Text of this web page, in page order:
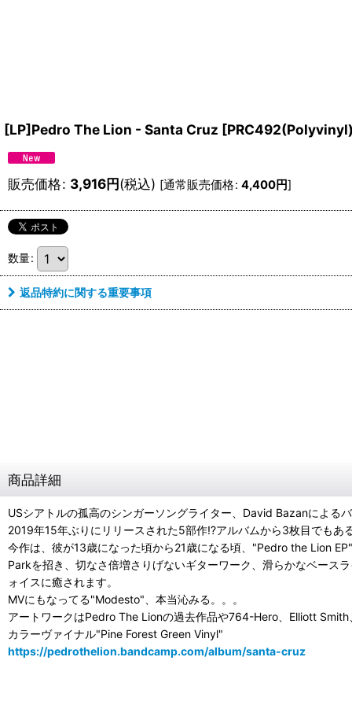
[LP]Pedro The Lion - Santa Cruz [
販売価格: 3,916円(税込) [通常販売価格: 4,400円]
数量:
返品特約に関する重要事項
商品詳細
USシアトルの孤高のシンガーソングライター、David Bazanによ
2019年15年ぶりにリリースされた5部作!?アルバムから3枚目でもあ
今作は、彼が13歳になった頃から21歳になる頃、"Pedro the Lion
Parkを招き、切なさ倍増さりげないギターワーク、滑らかなベース
ォイスに癒されます。
MVにもなってる"Modesto"、本当沁みる。。。
アートワークはPedro The Lionの過去作品や764-Hero、Elliott
カラーヴァイナル"Pine Forest Green Vinyl"
https://pedrothelion.bandcamp.com/album/santa-cruz